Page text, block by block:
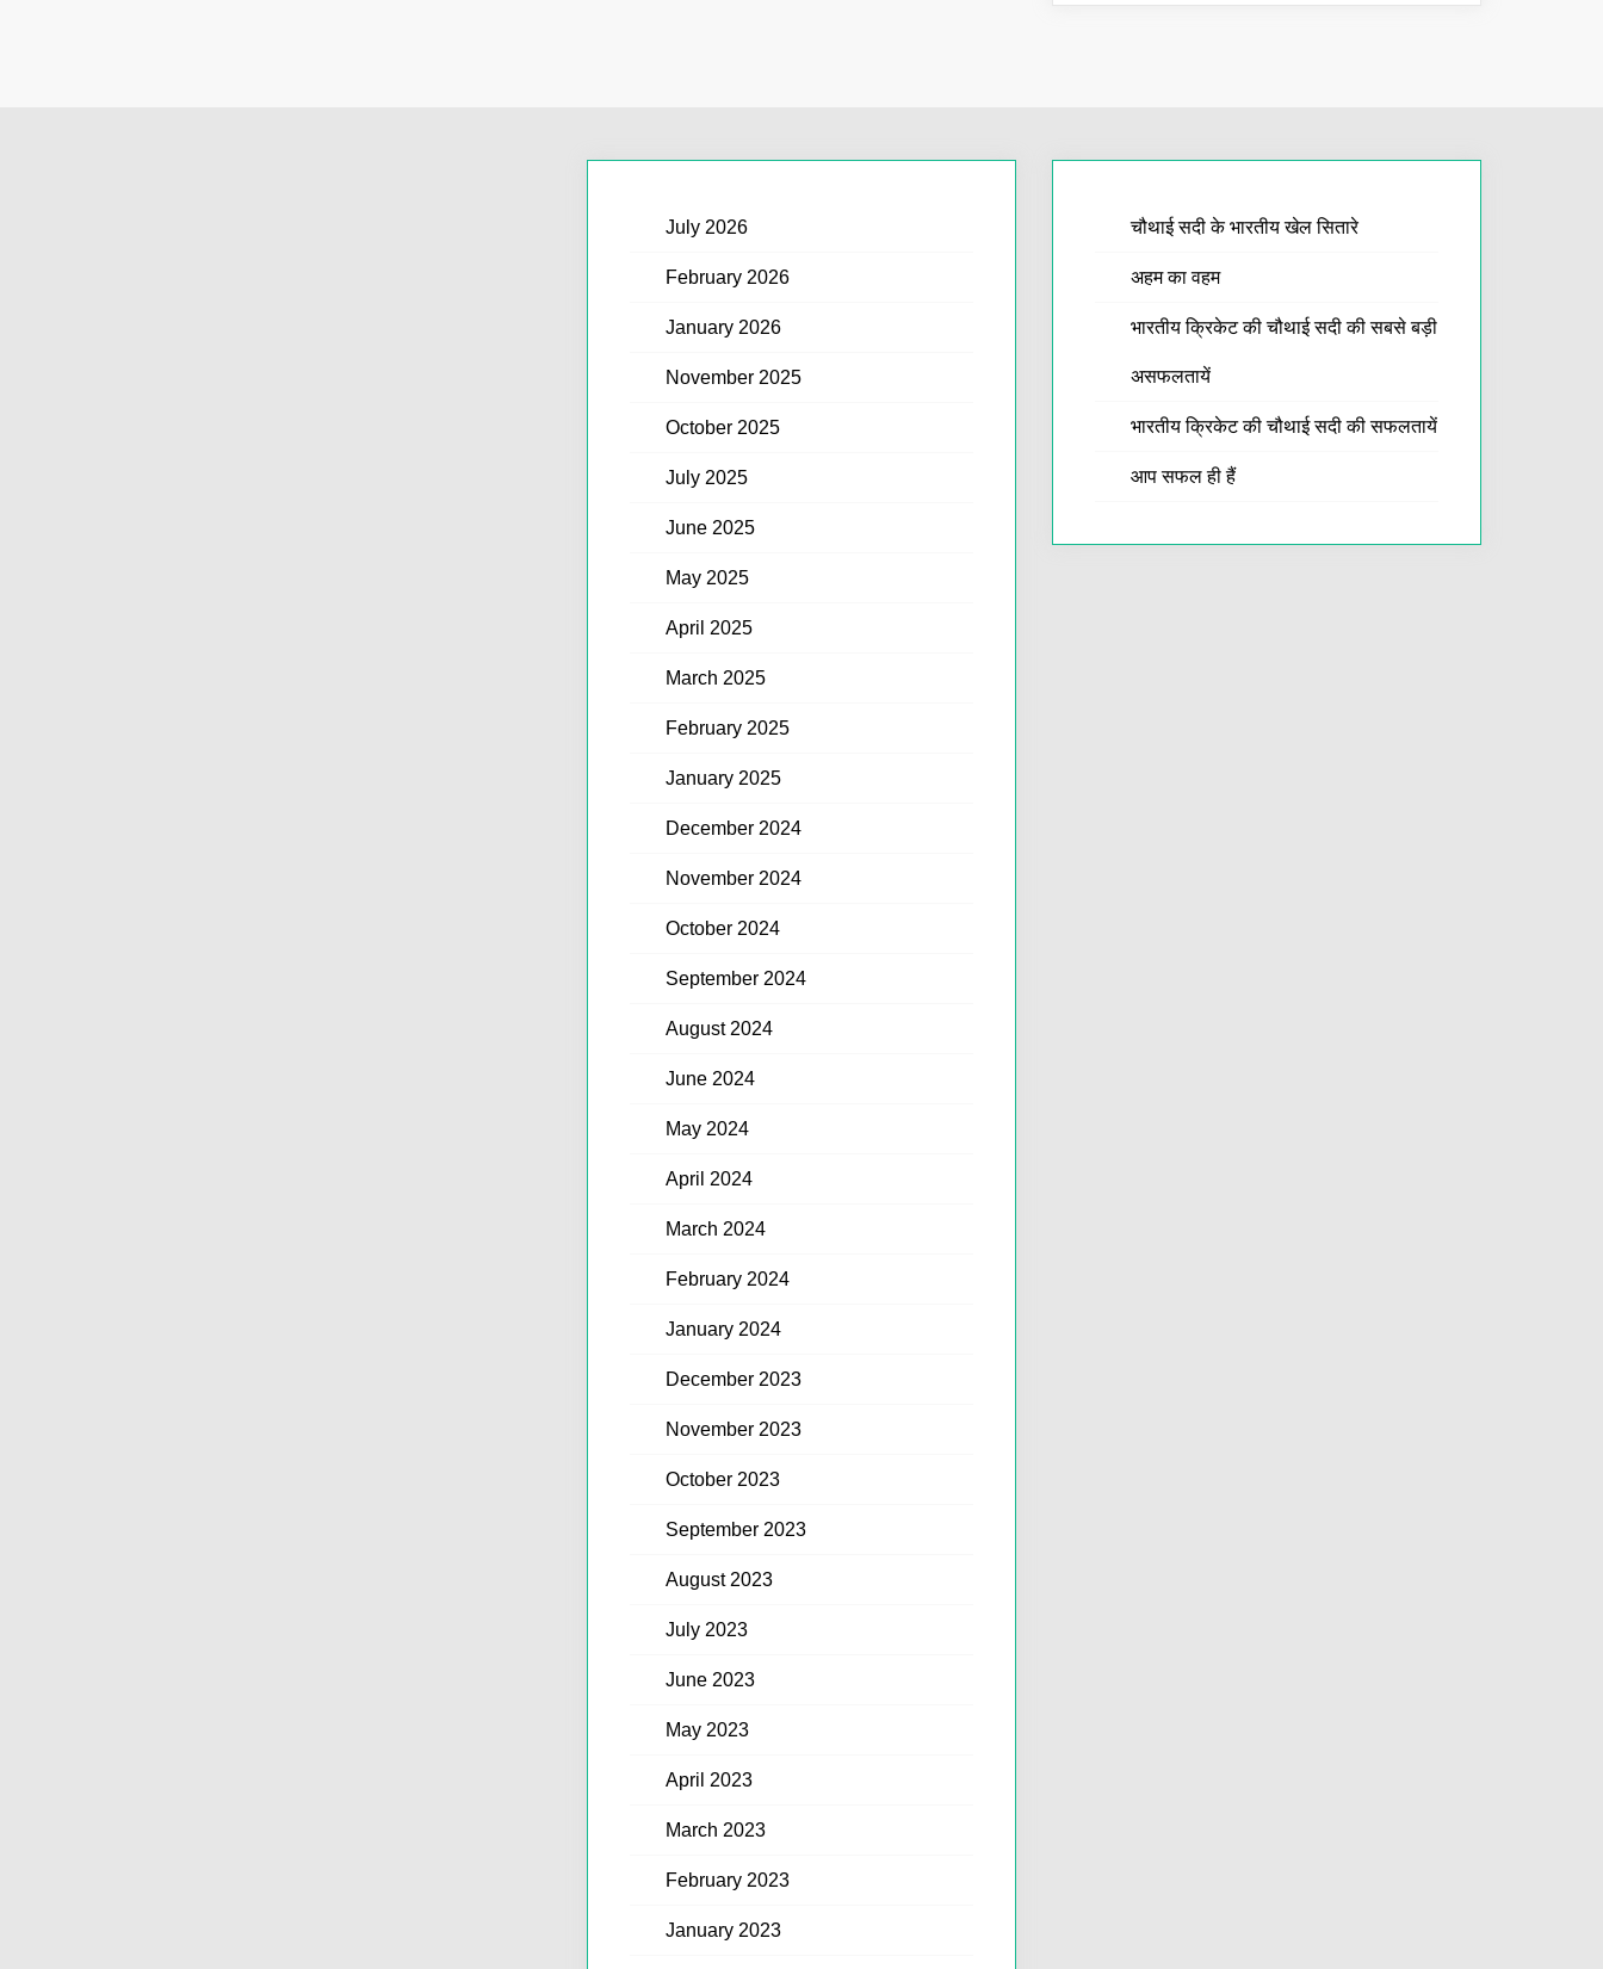
July 2026
February 2026
January 2026
November 2025
October 2025
July 2025
June 2025
May 2025
April 2025
March 2025
February 2025
January 2025
December 2024
November 2024
October 2024
September 2024
August 2024
June 2024
May 2024
April 2024
March 2024
February 2024
January 2024
December 2023
November 2023
October 2023
September 2023
August 2023
July 2023
June 2023
May 2023
April 2023
March 2023
February 2023
January 2023
चौथाई सदी के भारतीय खेल सितारे
अहम का वहम
भारतीय क्रिकेट की चौथाई सदी की सबसे बड़ी
असफलतायें
भारतीय क्रिकेट की चौथाई सदी की सफलतायें
आप सफल ही हैं